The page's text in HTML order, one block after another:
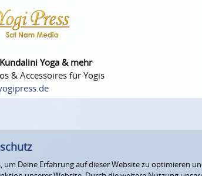
Yoga & mehr
& Accessoires für Yogis
um Deine Erfahrung auf dieser Website zu optimieren